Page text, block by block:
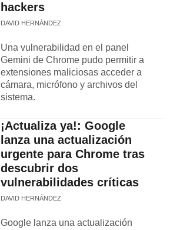
hackers
DAVID HERNÁNDEZ
Una vulnerabilidad en el panel
Gemini de Chrome pudo permitir a
extensiones maliciosas acceder a
cámara, micrófono y archivos del
sistema.
¡Actualiza ya!: Google
lanza una actualización
urgente para Chrome tras
descubrir dos
vulnerabilidades críticas
DAVID HERNÁNDEZ
Google lanza una actualización